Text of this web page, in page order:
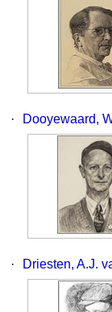
· Dooyewaard,
· Driesten, A.J.